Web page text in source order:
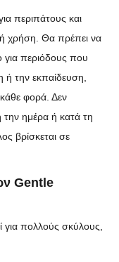
περιπάτους και
χρήση. Θα πρέπει να
για περιόδους που
την εκπαίδευση,
φορά. Δεν
την ημέρα ή κατά τη
βρίσκεται σε
Gentle
για πολλούς σκύλους,